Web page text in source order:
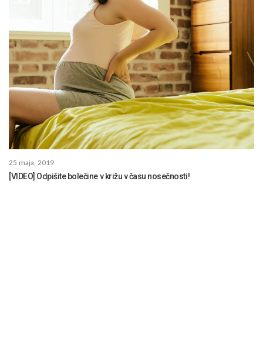
25 maja, 2019
[VIDEO] Odpišite bolečine v križu v času nosečnosti!